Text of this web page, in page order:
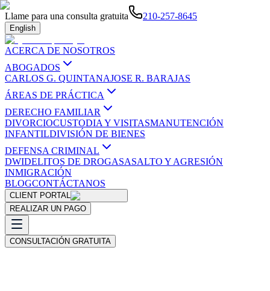
Llame para una consulta gratuita 210-257-8645
English
ACERCA DE NOSOTROS
ABOGADOS
CARLOS G. QUINTANAJOSE R. BARAJAS
ÁREAS DE PRÁCTICA
DERECHO FAMILIAR
DIVORCIOCUSTODIA Y VISITASMANUTENCIÓN
INFANTILDIVISIÓN DE BIENES
DEFENSA CRIMINAL
DWIDELITOS DE DROGASASALTO Y AGRESIÓN
INMIGRACIÓN
BLOGCONTÁCTANOS
CLIENT PORTAL
REALIZAR UN PAGO
CONSULTACIÓN GRATUITA